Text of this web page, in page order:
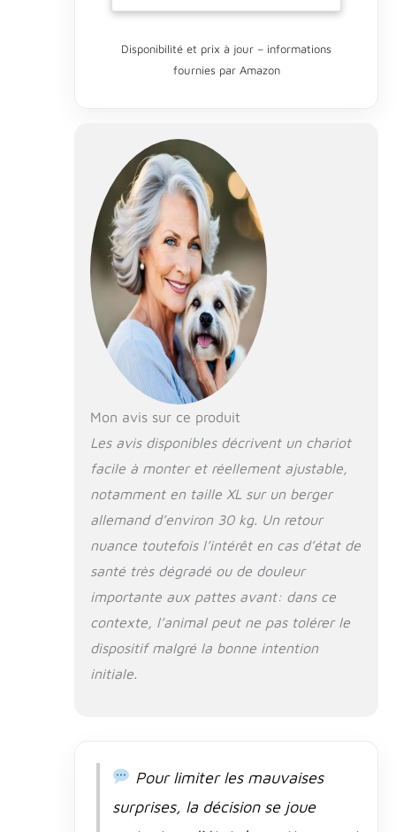
chien. Ce fauteuil roulant pour
chien est également réglable en
hauteur, en longueur et en
vie. 【Conçu pour les animaux】
Le fauteuil roulant aide les
animaux de compagnie souffrant
de blessures aux pattes
avant/arrière ou les animaux
handicapés/paralysés à marcher.
Soulagez la douleur de votre
animal de compagnie bien-aimé
qui ne marche pas correctement.
Nous vous recommandons
fortement de mesurer votre
animal de compagnie avec
précision avec un ruban à mesurer
flexible pour assurer le meilleur
ajustement. 【Entraînement de
compagnie】La blessure à la
jambe des animaux de
compagnie affecte grandement
leurs activités quotidiennes. Notre
fauteuil roulant pour animaux de
compagnie les aide à marcher
et indépendante, à reprendre
confiance et à mener une vie
normale. 【Matériau élevé】
Roues pour chien en alliage
d'aluminium léger, solides et
durables. Matériau en mousse
soigneusement votre chien avant
d'acheter pour choisir la taille de
Disponibilité et prix à jour – informations
fournies par Amazon
Mon avis sur ce produit
Les avis disponibles décrivent un chariot
facile à monter et réellement ajustable,
notamment en taille XL sur un berger
allemand d’environ 30 kg. Un retour
nuance toutefois l’intérêt en cas d’état de
santé très dégradé ou de douleur
importante aux pattes avant: dans ce
contexte, l’animal peut ne pas tolérer le
dispositif malgré la bonne intention
initiale.
Pour limiter les mauvaises
surprises, la décision se joue